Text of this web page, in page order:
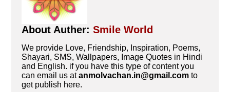
About Auther:Smile World
We provide Love, Friendship, Inspiration, Poems,
Shayari, SMS, Wallpapers, Image Quotes in Hindi
and English. if you have this type of content you
can email us atanmolvachan.in@gmail.com to
get publish here.